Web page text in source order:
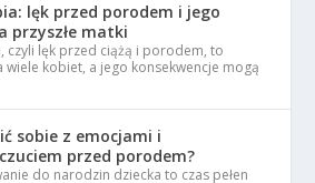
lęk przed porodem i jego
przyszłe matki
czyli lęk przed ciążą i porodem, to
wiele kobiet, a jego konsekwencje mogą
sobie z emocjami i
przed porodem?
do narodzin dziecka to czas pełen